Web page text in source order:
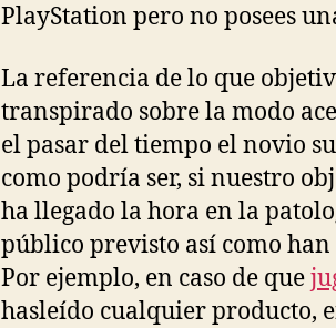
PlayStation pero no posees
La referencia de lo que
transpirado sobre la modo
el pasar del tiempo el novio
como podrí­a ser, si nuestro
ha llegado la hora en la
público previsto así­ como
Por ejemplo, en caso de que
hasleído cualquier producto,